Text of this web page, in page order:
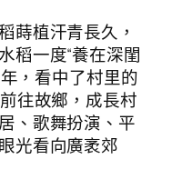
蒔植汗青長久，
稻一度“養在深閨
，看中了村里的
往故鄉，成長村
、歌舞扮演、平
光看向廣袤郊